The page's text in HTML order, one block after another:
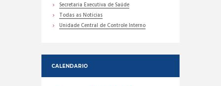
Secretaria Executiva de Saúde
Todas as Noticias
Unidade Central de Controle Interno
CALENDARIO